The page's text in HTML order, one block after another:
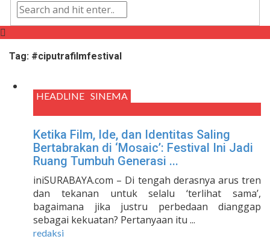
Tag: #ciputrafilmfestival
HEADLINE SINEMA
Ketika Film, Ide, dan Identitas Saling
Bertabrakan di ‘Mosaic’: Festival Ini Jadi
Ruang Tumbuh Generasi ...
iniSURABAYA.com – Di tengah derasnya arus tren
dan tekanan untuk selalu ‘terlihat sama’,
bagaimana jika justru perbedaan dianggap
sebagai kekuatan? Pertanyaan itu ...
redaksi